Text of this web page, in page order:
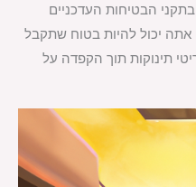
הבטיחות העדכניים
אתה יכול להיות בטוח שתקבל
תינוקות תוך הקפדה על